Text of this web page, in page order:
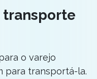
transporte
o varejo
para transportá-la.